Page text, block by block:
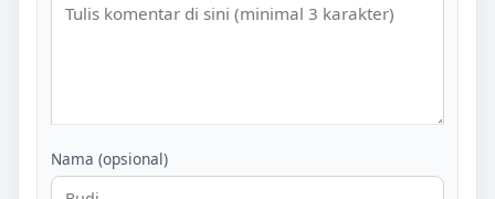
Nama (opsional)